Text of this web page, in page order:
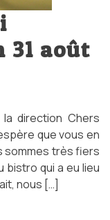
31 août
direction Chers
que vous en
sommes très fiers
bistro qui a eu lieu
nous […]